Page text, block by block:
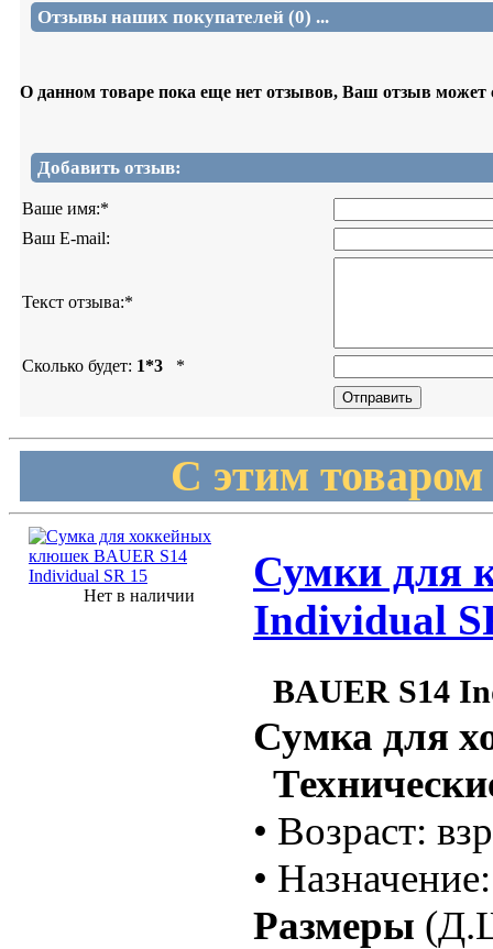
Отзывы наших покупателей (0) ...
О данном товаре пока еще нет отзывов, Ваш отзыв может
Добавить отзыв:
Ваше имя:*
Ваш E-mail:
Текст отзыва:*
Сколько будет: 1*3 *
С этим
Нет в наличии
Сумки для
Individual
BAUER S14
Сумка для
• Возраст:
•
Размеры